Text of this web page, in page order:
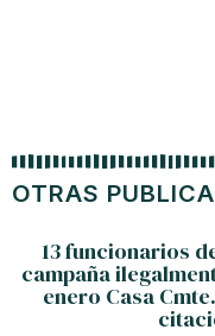
OTRAS
13 funcionarios
campaña
enero Casa